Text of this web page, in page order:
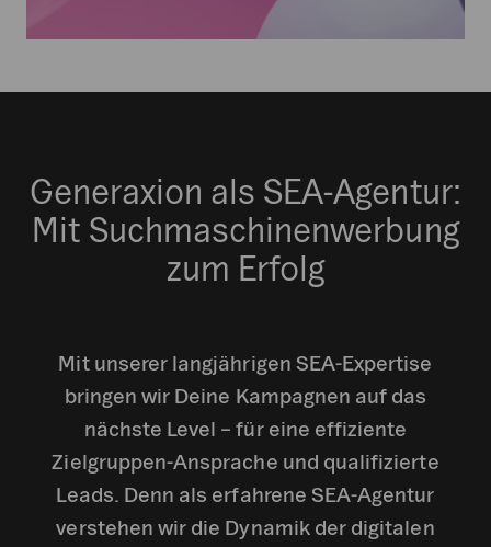
Generaxion als SEA-Agentur:
Mit Suchmaschinenwerbung
zum Erfolg
Mit unserer langjährigen SEA-Expertise
bringen wir Deine Kampagnen auf das
nächste Level – für eine effiziente
Zielgruppen-Ansprache und qualifizierte
Leads. Denn als erfahrene SEA-Agentur
verstehen wir die Dynamik der digitalen